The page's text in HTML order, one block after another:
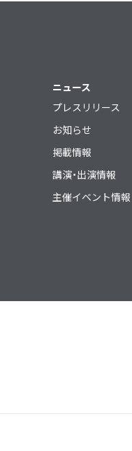
ニュース
プレスリリース
お知らせ
掲載情報
講演・出演情報
主催イベント情報